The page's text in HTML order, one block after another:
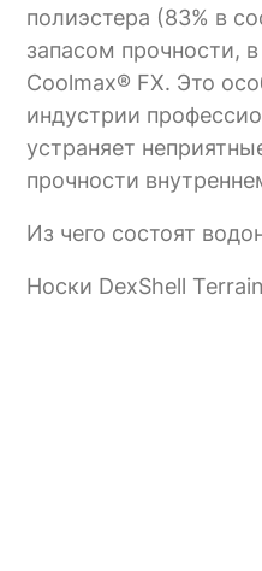
полиэстера (83% в
запасом прочности,
Coolmax® FX. Это
индустрии
устраняет
прочности
Из чего состоят
Носки DexShell